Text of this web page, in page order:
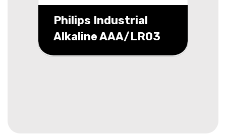
Philips Industrial
Alkaline AAA/LR03
10 pack